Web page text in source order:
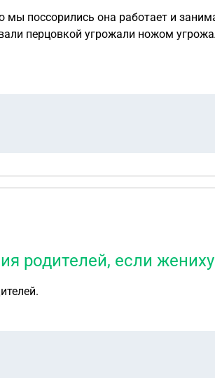
поссорились она работает и
перцовкой угрожали ножом
сь не трогать девушку никак ей не
возбуждено уголовное дело что
родителей, если